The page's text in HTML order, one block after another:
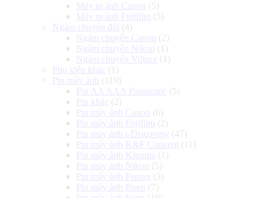
Máy in ảnh Canon
(5)
Máy in ảnh Fujifilm (5)
Ngàm chuyển đổi (4)
Ngàm chuyển Canon
(2)
Ngàm chuyển Nikon
(1)
Ngàm chuyển Viltrox (1)
Phụ kiện khác (1)
Pin máy ảnh
(119)
Pin AA AAA Panasonic (5)
Pin khác (2)
Pin máy ảnh Canon
(6)
Pin máy ảnh Fujifilm (2)
Pin máy ảnh i-Discovery (47)
Pin máy ảnh K&F Concept (11)
Pin máy ảnh Kingma (1)
Pin máy ảnh Nikon
(5)
Pin máy ảnh Pentax (3)
Pin máy ảnh Pisen
(7)